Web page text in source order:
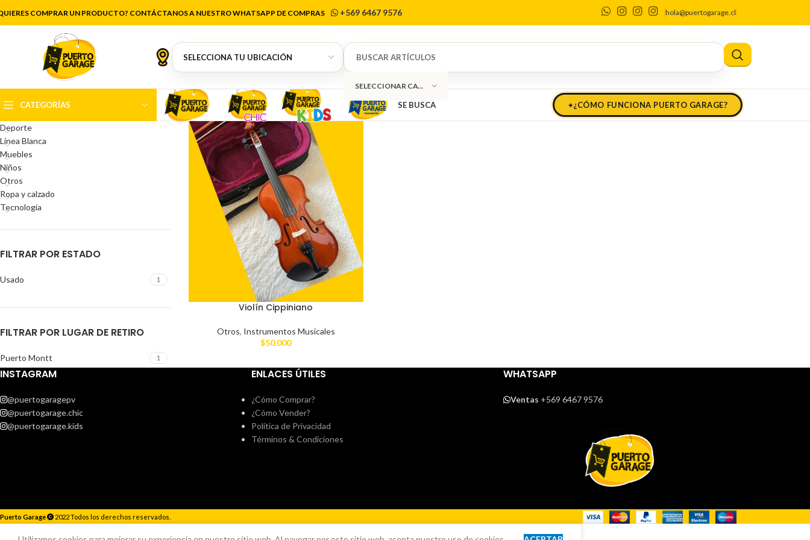
COMPRAR UN PRODUCTO? CONTÁCTANOS A NUESTRO WHATSAPP DE COMPRAS +569 6467 9576 hola@puertogarage.cl
SELECCIONAR CATEGORÍA
CATEGORÍAS SE BUSCA ¿CÓMO FUNCIONA PUERTO GARAGE?
Cippiniano
CATEGORÍAS DEL PRODUCTO
Antigüedades
Artículos de cocina
Belleza
Deporte
Línea Blanca
Muebles
Niños
Otros
Ropa y calzado
Tecnología
FILTRAR POR ESTADO
Usado 1
FILTRAR POR LUGAR DE RETIRO
Puerto Montt 1
Violín Cippiniano
Otros, Instrumentos Musicales
$50.000
INSTAGRAM
@puertogaragepv
@puertogarage.chic
@puertogarage.kids
ENLACES ÚTILES
¿Cómo Comprar?
¿Cómo Vender?
Política de Privacidad
Términos & Condiciones
WHATSAPP
Ventas +569 6467 9576
Puerto Garage 2022 Todos los derechos reservados.